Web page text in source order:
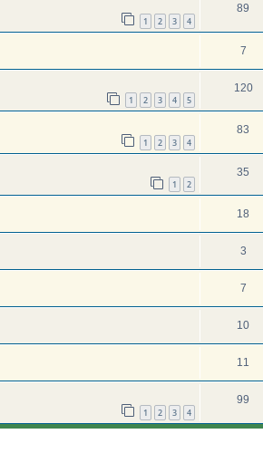
1 2 3 4
89
7
1 2 3 4 5
120
1 2 3 4
83
1 2
35
18
3
7
10
11
1 2 3 4
99